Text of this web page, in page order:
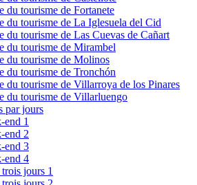
du tourisme de Fortanete
du tourisme de La Iglesuela del Cid
du tourisme de Las Cuevas de Cañart
du tourisme de Mirambel
du tourisme de Molinos
du tourisme de Tronchón
du tourisme de Villarroya de los Pinares
du tourisme de Villarluengo
par jours
end 1
end 2
end 3
end 4
jours 1